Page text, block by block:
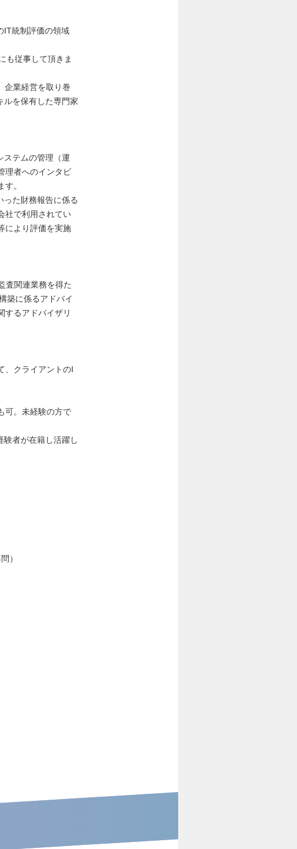
IT統制評価の領域
も従事して頂きま
企業経営を取り巻
ルを保有した専門家
ステムの管理（運
理者へのインタビ
。
った財務報告に係る
社で利用されてい
により評価を実施
査関連業務を得た
築に係るアドバイ
するアドバイザリ
、クライアントのI
可。未経験の方で
験者が在籍し活躍し
）